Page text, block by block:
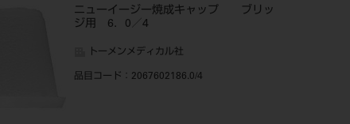
ニューイージー焼成キャップ ブリッ
ジ用 6．0／4
トーメンメディカル社
品目コード ：2067602186.0/4